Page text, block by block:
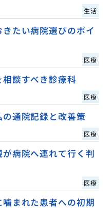
生活
たい病院選びのポイ
医療
談すべき診療科
医療
通院記録と改善策
医療
病院へ連れて行く判
医療
まれた患者への初期